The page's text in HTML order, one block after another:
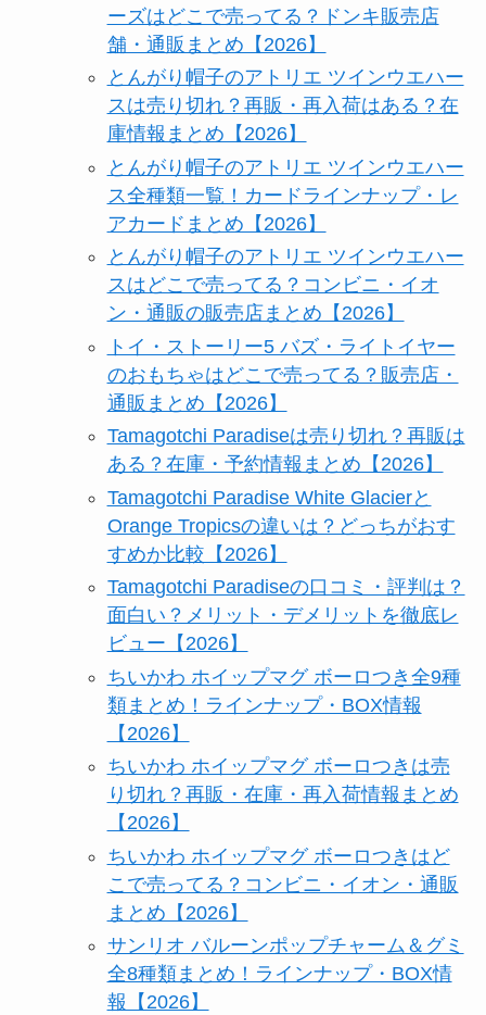
ーズはどこで売ってる？ドンキ販売店
舗・通販まとめ【2026】
とんがり帽子のアトリエ ツインウエハー
スは売り切れ？再販・再入荷はある？在
庫情報まとめ【2026】
とんがり帽子のアトリエ ツインウエハー
ス全種類一覧！カードラインナップ・レ
アカードまとめ【2026】
とんがり帽子のアトリエ ツインウエハー
スはどこで売ってる？コンビニ・イオ
ン・通販の販売店まとめ【2026】
トイ・ストーリー5 バズ・ライトイヤー
のおもちゃはどこで売ってる？販売店・
通販まとめ【2026】
Tamagotchi Paradiseは売り切れ？再販は
ある？在庫・予約情報まとめ【2026】
Tamagotchi Paradise White Glacierと
Orange Tropicsの違いは？どっちがおす
すめか比較【2026】
Tamagotchi Paradiseの口コミ・評判は？
面白い？メリット・デメリットを徹底レ
ビュー【2026】
ちいかわ ホイップマグ ボーロつき全9種
類まとめ！ラインナップ・BOX情報
【2026】
ちいかわ ホイップマグ ボーロつきは売
り切れ？再販・在庫・再入荷情報まとめ
【2026】
ちいかわ ホイップマグ ボーロつきはど
こで売ってる？コンビニ・イオン・通販
まとめ【2026】
サンリオ バルーンポップチャーム＆グミ
全8種類まとめ！ラインナップ・BOX情
報【2026】